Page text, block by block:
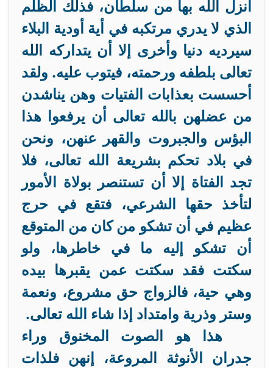
أنزل الله بها من سلطان، فذلك الظلم
الذي لا يدري مرتكبه في أية أودية البلاء
سيرديه دنيا وأخرى إلا أن يتداركه الله
تعالى بلطفه ورحمته، فيتوب عليه. ولقد
أحسست بعذابات الفتيات وهن يناشدن
من عضلهن بالله تعالى أن يرفعوا هذا
البؤس والجبروت والقهر عنهن، ونحن
في بلاد تحكم بشريعة الله تعالى، فلا
تجد الفتاة إلا أن تستنصر بولاة الأمور
لتأخذ حقها الشرعي، فتقع في حرج
عظيم في أن تشكو من كان من المتوقع
أن تشكو إليه ما في خاطرها، ولو
سكتت فقد سكتت عمن يقبرها بيده
وهي حية، فالزواج حق مشروع، ونعمة
وستر وذرية وامتداد إذا شاء الله تعالى.
هذا هو الصوت المخنوق وراء
جدران الأنوثة المروعة، إنهن فلذات